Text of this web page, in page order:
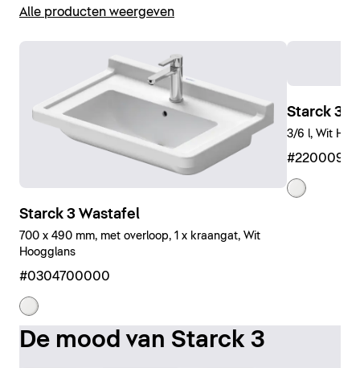
Alle producten weergeven
Starck 3 Wastafel
700 x 490 mm, met overloop, 1 x kraangat, Wit
Hoogglans
#0304700000
Starck 3
3/6 l, Wit
De mood van Starck 3